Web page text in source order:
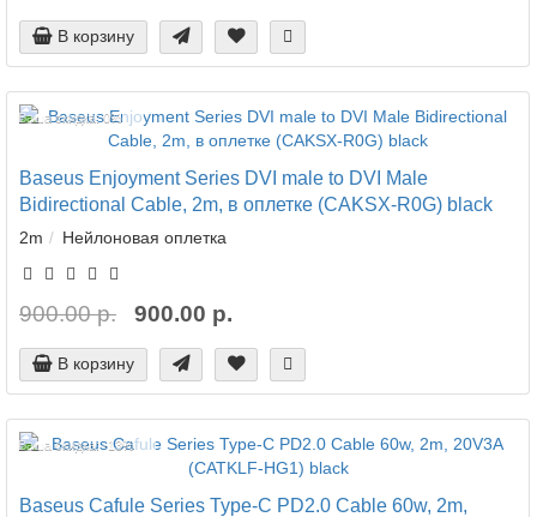
В корзину
Ваша скидка: 0%
Baseus Enjoyment Series DVI male to DVI Male
Bidirectional Cable, 2m, в оплетке (CAKSX-R0G) black
2m Нейлоновая оплетка
900.00 р. 900.00 р.
В корзину
Ваша скидка: -13%
Baseus Cafule Series Type-C PD2.0 Cable 60w, 2m,